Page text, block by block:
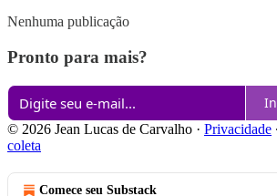
Nenhuma publicação
Pronto para mais?
© 2026 Jean Lucas de Carvalho · Privacidade ∙
coleta
Comece seu Substack